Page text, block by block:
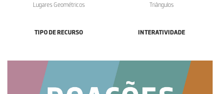
Lugares Geométricos Triângulos
TIPO DE RECURSO INTERATIVIDADE